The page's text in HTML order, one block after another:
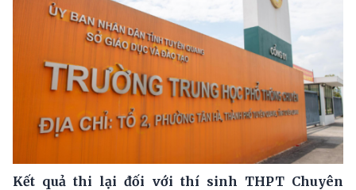
Kết quả thi lại đối với thí sinh THPT Chuyên